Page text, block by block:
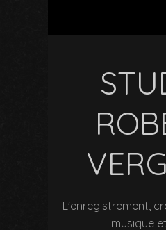
L'enregistrement,
musique